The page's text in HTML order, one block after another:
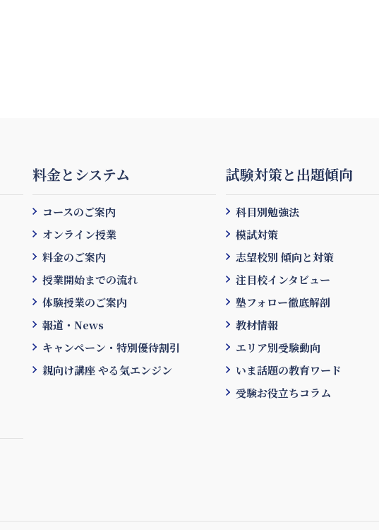
料金とシステム
コースのご案内
オンライン授業
料金のご案内
授業開始までの流れ
体験授業のご案内
報道・News
キャンペーン・特別優待割引
親向け講座 やる気エンジン
試験対策と出題傾向
科目別勉強法
模試対策
志望校別 傾向と対策
注目校インタビュー
塾フォロー徹底解剖
教材情報
エリア別受験動向
いま話題の教育ワード
受験お役立ちコラム